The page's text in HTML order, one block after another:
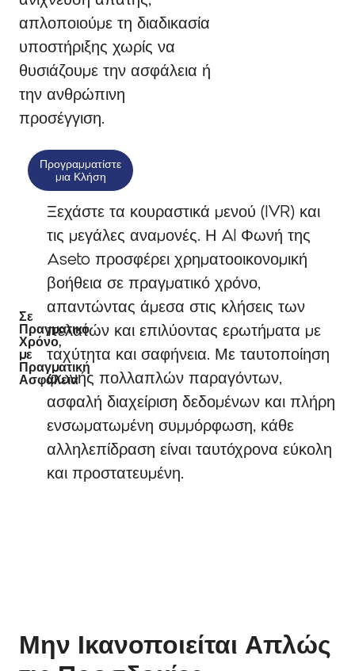
απλοποιούμε τη διαδικασία
υποστήριξης χωρίς να
θυσιάζουμε την ασφάλεια ή
την ανθρώπινη
προσέγγιση.
Προγραμματίστε
μια Κλήση
Σε
Πραγματικό
Χρόνο,
με
Πραγματική
Ασφάλεια
Ξεχάστε τα κουραστικά μενού (IVR) και
τις μεγάλες αναμονές. Η AI Φωνή της
Aseto προσφέρει χρηματοοικονομική
βοήθεια σε πραγματικό χρόνο,
απαντώντας άμεσα στις κλήσεις των
πελατών και επιλύοντας ερωτήματα με
ταχύτητα και σαφήνεια. Με ταυτοποίηση
φωνής πολλαπλών παραγόντων,
ασφαλή διαχείριση δεδομένων και πλήρη
ενσωματωμένη συμμόρφωση, κάθε
αλληλεπίδραση είναι ταυτόχρονα εύκολη
και προστατευμένη.
Μην Ικανοποιείται Απλώς